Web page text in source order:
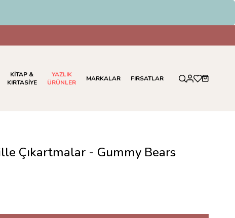
KİTAP &
KIRTASİYE
YAZLIK
ÜRÜNLER
MARKALAR FIRSATLAR
Çıkartmalar - Gummy Bears